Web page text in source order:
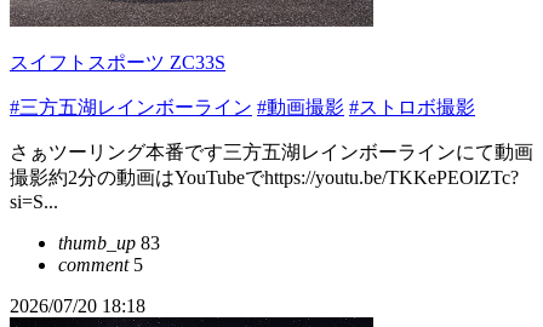
スイフトスポーツ ZC33S
#三方五湖レインボーライン #動画撮影 #ストロボ撮影
さぁツーリング本番です三方五湖レインボーラインにて動画
撮影約2分の動画はYouTubeでhttps://youtu.be/TKKePEOlZTc?
si=S...
thumb_up 83
comment5
2026/07/20 18:18